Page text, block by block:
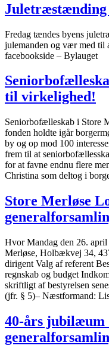
Juletræstænding
Fredag tændes byens
julemanden og vær med til
facebookside – Bylauget
til virkelighed!
Seniorbofælleskab i Store
fonden holdte igår
by og op mod 100
frem til at
for at favne endnu flere
Christina som deltog i
Store Merløse
Hvor Mandag den 26.
Merløse, Holbækvej 34,
dirigent Valg af referent
regnskab og budget
skriftligt af bestyrelsen
(jfr. § 5)– Næstformand:
40-års